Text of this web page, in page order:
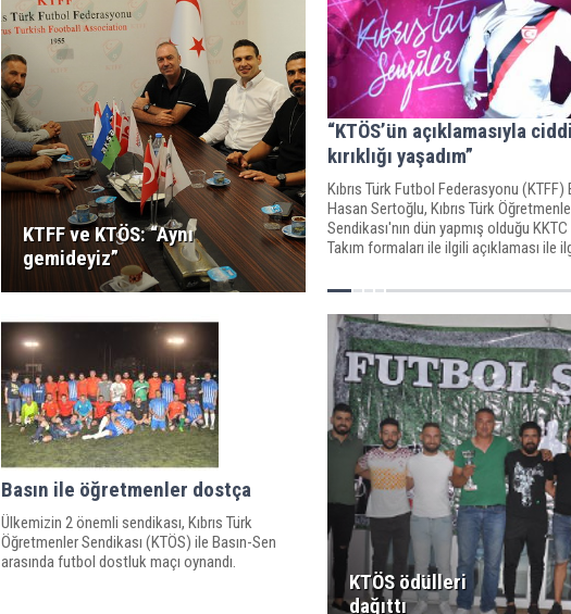
KTFF ve KTÖS: “Aynı
gemideyiz”
“KTÖS’ün açıklamasıyla
kırıklığı yaşadım”
Kıbrıs Türk Futbol Federasyonu (KTFF)
Hasan Sertoğlu, Kıbrıs Türk
Sendikası'nın dün yapmış olduğu
Takım formaları ile ilgili açıklaması ile
Basın ile öğretmenler dostça
Ülkemizin 2 önemli sendikası, Kıbrıs Türk
Öğretmenler Sendikası (KTÖS) ile Basın-Sen
arasında futbol dostluk maçı oynandı.
KTÖS ödülleri
dağıttı
S